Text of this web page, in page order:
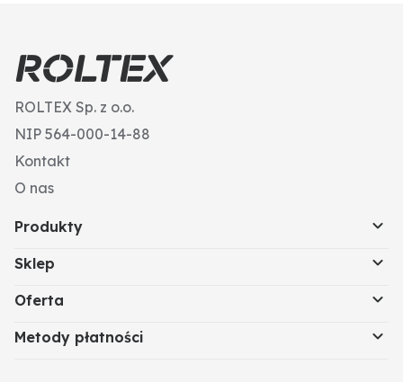
ROLTEX Sp. z o.o.
NIP 564-000-14-88
Kontakt
O nas
Produkty
Sklep
Oferta
Metody płatności